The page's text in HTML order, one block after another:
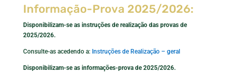
Informação-Prova 2025/2026:
Disponibilizam-se as instruções de realização das provas de
2025/2026.
Consulte-as acedendo a: Instruções de Realização – geral
Disponibilizam-se as informações-prova de 2025/2026.